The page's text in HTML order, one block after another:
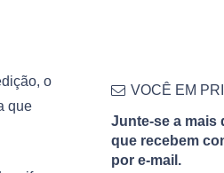
o
que
VOCÊ EM
Junte-se a mais
que recebem
por e-mail.